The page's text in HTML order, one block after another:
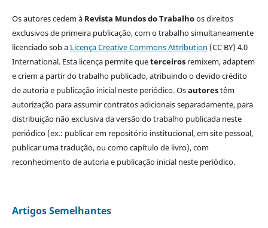
Os autores cedem à Revista Mundos do Trabalhoos direitos
exclusivos de primeira publicação, com o trabalho simultaneamente
licenciado sob a Licença Creative Commons Attribution (CC BY) 4.0
International. Esta licença permite queterceirosremixem, adaptem
e criem a partir do trabalho publicado, atribuindo o devido crédito
de autoria e publicação inicial neste periódico. Osautorestêm
autorização para assumir contratos adicionais separadamente, para
distribuição não exclusiva da versão do trabalho publicada neste
periódico (ex.: publicar em repositório institucional, em site pessoal,
publicar uma tradução, ou como capítulo de livro), com
reconhecimento de autoria e publicação inicial neste periódico.
Artigos Semelhantes